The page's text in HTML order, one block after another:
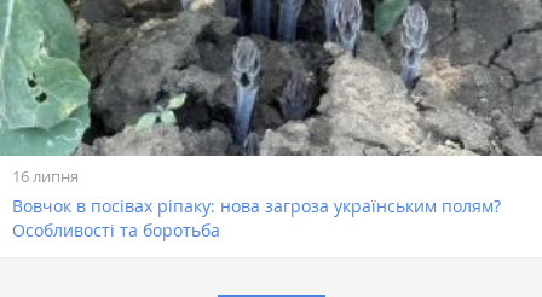
16 липня
Вовчок в посівах ріпаку: нова загроза українським полям?
Особливості та боротьба